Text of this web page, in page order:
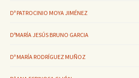
Dª PATROCINIO MOYA JIMÉNEZ
DªMARÍA JESÚS BRUNO GARCIA
Dª MARÍA RODRÍGUEZ MUÑOZ